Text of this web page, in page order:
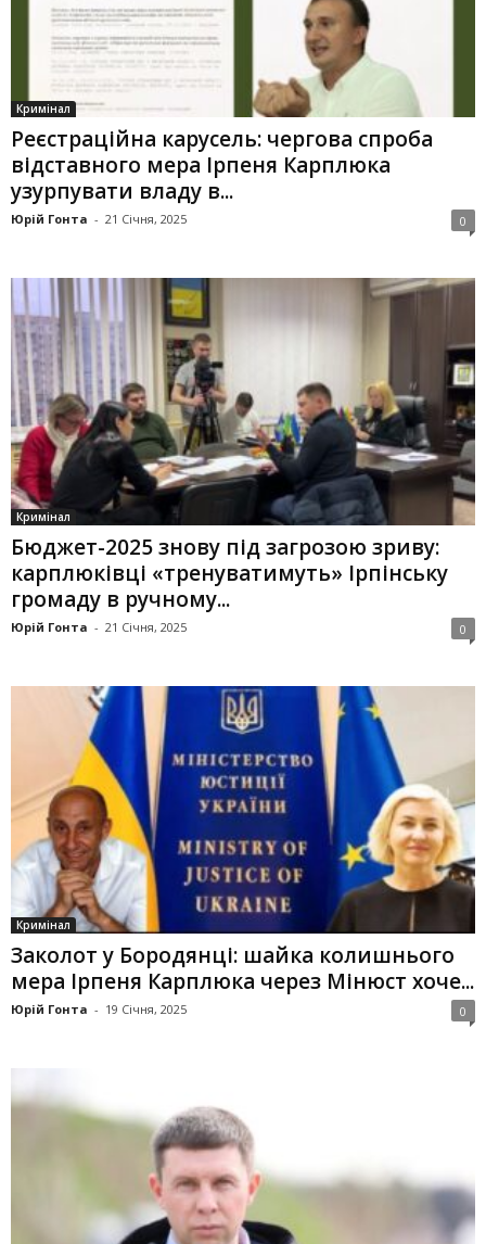
Кримінал
Реєстраційна карусель: чергова спроба
відставного мера Ірпеня Карплюка
узурпувати владу в...
Юрій Гонта - 21 Січня, 2025 0
Кримінал
Бюджет-2025 знову під загрозою зриву:
карплюківці «тренуватимуть» Ірпінську
громаду в ручному...
Юрій Гонта - 21 Січня, 2025 0
Кримінал
Заколот у Бородянці: шайка колишнього
мера Ірпеня Карплюка через Мінюст хоче...
Юрій Гонта - 19 Січня, 2025 0